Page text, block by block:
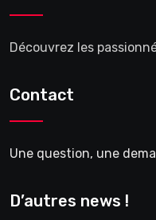
Découvrez les
Contact
Une question, une
D’autres news !